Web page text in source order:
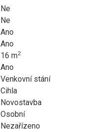
Ne
Ne
Ano
Ano
16 m2
Ano
Venkovní stání
Cihla
Novostavba
Osobní
Nezařízeno